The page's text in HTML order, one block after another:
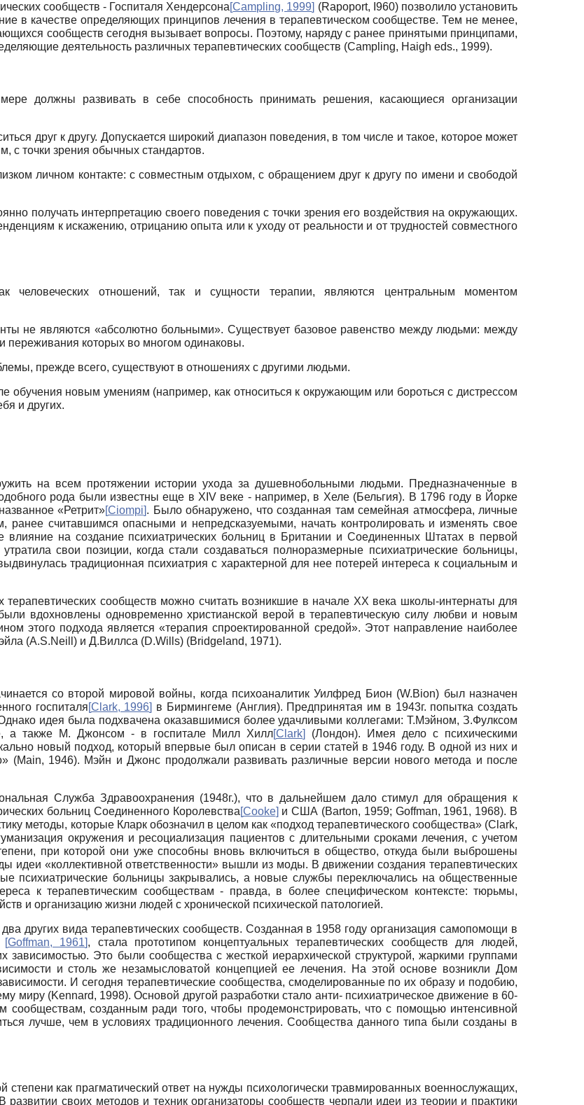
сообществ - Госпиталя Хендерсона[Campling, 1999] (Rapoport, I960) позволило установить
в качестве определяющих принципов лечения в терапевтическом сообществе. Тем не менее,
сообществ сегодня вызывает вопросы. Поэтому, наряду с ранее принятыми принципами,
деятельность различных терапевтических сообществ (Campling, Haigh eds., 1999).
должны развивать в себе способность принимать решения, касающиеся организации
друг к другу. Допускается широкий диапазон поведения, в том числе и такое, которое может
с точки зрения обычных стандартов.
личном контакте: с совместным отдыхом, с обращением друг к другу по имени и свободой
получать интерпретацию своего поведения с точки зрения его воздействия на окружающих.
к искажению, отрицанию опыта или к уходу от реальности и от трудностей совместного
человеческих отношений, так и сущности терапии, являются центральным моментом
не являются «абсолютно больными». Существует базовое равенство между людьми: между
переживания которых во многом одинаковы.
прежде всего, существуют в отношениях с другими людьми.
обучения новым умениям (например, как относиться к окружающим или бороться с дистрессом
и других.
на всем протяжении истории ухода за душевнобольными людьми. Предназначенные в
рода были известны еще в XIV веке - например, в Хеле (Бельгия). В 1796 году в Йорке
«Ретрит»[Ciompi]. Было обнаружено, что созданная там семейная атмосфера, личные
считавшимся опасными и непредсказуемыми, начать контролировать и изменять свое
влияние на создание психиатрических больниц в Британии и Соединенных Штатах в первой
свои позиции, когда стали создаваться полноразмерные психиатрические больницы,
традиционная психиатрия с характерной для нее потерей интереса к социальным и
сообществ можно считать возникшие в начале XX века школы-интернаты для
вдохновлены одновременно христианской верой в терапевтическую силу любви и новым
этого подхода является «терапия спроектированной средой». Этот направление наиболее
(A.S.Neill) и Д.Виллса (D.Wills) (Bridgeland, 1971).
со второй мировой войны, когда психоаналитик Уилфред Бион (W.Bion) был назначен
госпиталя[Clark, 1996] в Бирмингеме (Англия). Предпринятая им в 1943г. попытка создать
идея была подхвачена оказавшимися более удачливыми коллегами: Т.Мэйном, З.Фулксом
а также М. Джонсом - в госпитале Милл Хилл[Clark]
(Лондон). Имея дело с психическими
новый подход, который впервые был описан в серии статей в 1946 году. В одной из них и
(Main, 1946). Мэйн и Джонс продолжали развивать различные версии нового метода и после
Служба Здравоохранения (1948г.), что в дальнейшем дало стимул для обращения к
больниц Соединенного Королевства[Cooke] и США (Barton, 1959; Goffman, 1961, 1968). В
методы, которые Кларк обозначил в целом как «подход терапевтического сообщества» (Clark,
окружения и ресоциализация пациентов с длительными сроками лечения, с учетом
при которой они уже способны вновь включиться в общество, откуда были выброшены
идеи «коллективной ответственности» вышли из моды. В движении создания терапевтических
психиатрические больницы закрывались, а новые службы переключались на общественные
к терапевтическим сообществам - правда, в более специфическом контексте: тюрьмы,
и организацию жизни людей с хронической психической патологией.
других вида терапевтических сообществ. Созданная в 1958 году организация самопомощи в
[Goffman, 1961], стала прототипом концептуальных терапевтических сообществ для людей,
Это были сообщества с жесткой иерархической структурой, жаркими группами
и столь же незамысловатой концепцией ее лечения. На этой основе возникли Дом
И сегодня терапевтические сообщества, смоделированные по их образу и подобию,
миру (Kennard, 1998). Основой другой разработки стало анти- психиатрическое движение в 60-
сообществам, созданным ради того, чтобы продемонстрировать, что с помощью интенсивной
лучше, чем в условиях традиционного лечения. Сообщества данного типа были созданы в
степени как прагматический ответ на нужды психологически травмированных военнослужащих,
своих методов и техник организаторы сообществ черпали идеи из теории и практики